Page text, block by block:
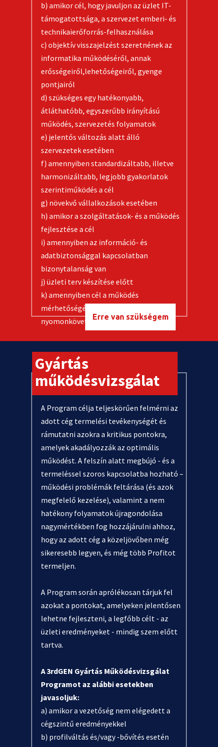
b) amikor cél, hogy javuljon az üzlet IT-
támogatottsága, a szervezet emberi- és
technikaierőforrás-felhasználása
c) objektív visszajelzést szeretnének az
informatika működéséről, annak
erősségeiről,lehetőségeiről, gyenge
pontjairól
d) szükséges egy hatékonyabb,
átláthatóbb, egyszerűbb irányítású
működés, szervezetés folyamatok
e) jelentős változás alatt álló
szervezetek esetében
f) amennyiben standardizáltabb, illetve
harmonizáltabb, legjobb gyakorlatok
szerintiműködés a cél
g) növekvő vállalkozások esetében
h) amikor a szolgáltatások- és a működés
fejlesztése a cél
i) amennyiben az információ- és
adatbiztonsággal kapcsolatban
bizonytalanság van
j) üzleti terv készítése előtt
k) amennyiben cél a működés
mérhetőségének és
nyomonkövethetőségénekfejlesztése
Erre van szükségem
Gyártás
működésvizsgálat
A Program célja teljeskörűen felmérni az
adott cég termelési tevékenységét és
rámutatni azokra a kritikus pontokra,
amelyek akadályozzák az optimális
működést. A felszín alatt megbújó - és a
termeléssel szoros kapcsolatba hozható –
működési problémák feltárása (és azok
megfelelő kezelése), valamint a nem
hatékony folyamatok újragondolása
nagymértékben fog hozzájárulni ahhoz,
hogy az adott cég a közeljövőben még
sikeresebb legyen, és még több Profitot
termeljen.
A Program során aprólékosan tárjuk fel
azokat a pontokat, amelyeken jelentősen
lehetne fejleszteni, a legfőbb célt - az
üzleti eredményeket - mindig szem előtt
tartva.
A 3rdGEN Gyártás Működésvizsgálat
Programot az alábbi esetekben
javasoljuk:
a) amikor a vezetőség nem elégedett a
cégszintű eredményekkel
b) profilváltás és/vagy -bővítés esetén